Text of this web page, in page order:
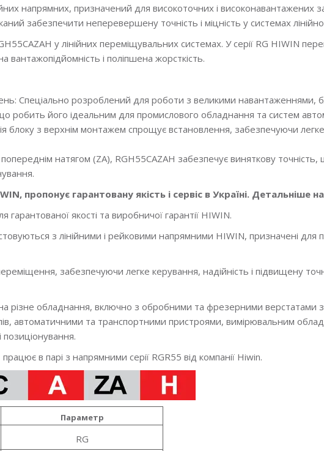
напрямних, призначений для високоточних і високонавантажених
забезпечити неперевершену точність і міцність у системах
у лінійних переміщувальних системах. У серії RG HIWIN
і поліпшена жорсткість.
Спеціально розроблений для роботи з великими навантаженнями,
робить його ідеальним для промислового обладнання та систем
блоку з верхнім монтажем спрощує встановлення, забезпечуючи
натягом (ZA), RGH55CAZAH забезпечує виняткову
пропонує гарантовану якість і сервіс в Україні. Детальніше на
якості та виробничої гарантії HIWIN.
з лінійними і рейковими напрямними HIWIN, призначені для
забезпечуючи легке керування, надійність і підвищену
різне обладнання, включно з обробними та фрезерними
автоматичними та транспортними пристроями, вимірювальним
в парі з напрямними серії RGR55 від компанії Hiwin.
Параметр
RG